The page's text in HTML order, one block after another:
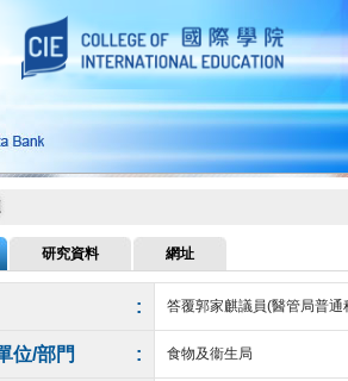
研究資料 網址
: 答覆郭家麒議員(醫管局普
位/部門 : 食物及衞生局